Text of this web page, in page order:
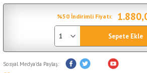
%50 İndirimli Fiyatı:
Sepete Ekle
Sosyal Medya'da Paylaş: